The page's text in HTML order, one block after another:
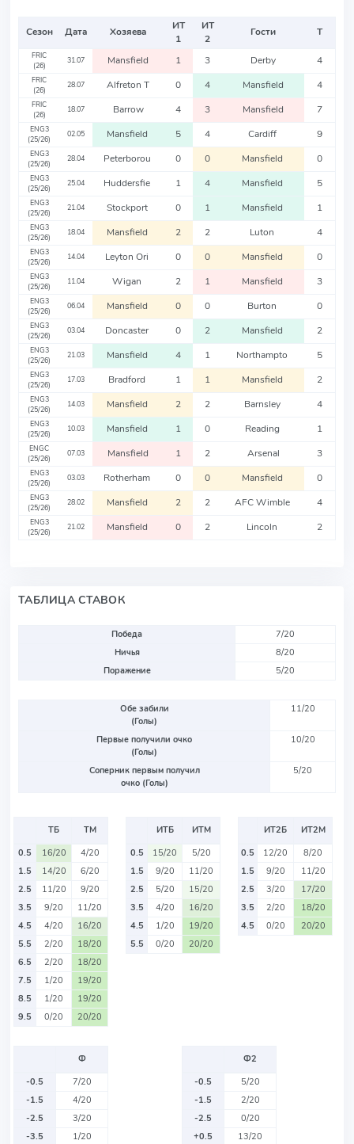
Сезон Дата Хозяева
ИТ
1
ИТ
2
Гости Т
FRIC
(26)
31.07 Mansfield 1 3 Derby 4
FRIC
(26)
28.07 Alfreton T 0 4 Mansfield 4
FRIC
(26)
18.07 Barrow 4 3 Mansfield 7
ENG3
(25/26)
02.05 Mansfield 5 4 Cardiff 9
ENG3
(25/26)
28.04 Peterborou 0 0 Mansfield 0
ENG3
(25/26)
25.04 Huddersfie 1 4 Mansfield 5
ENG3
(25/26)
21.04 Stockport 0 1 Mansfield 1
ENG3
(25/26)
18.04 Mansfield 2 2 Luton 4
ENG3
(25/26)
14.04 Leyton Ori 0 0 Mansfield 0
ENG3
(25/26)
11.04 Wigan 2 1 Mansfield 3
ENG3
(25/26)
06.04 Mansfield 0 0 Burton 0
ENG3
(25/26)
03.04 Doncaster 0 2 Mansfield 2
ENG3
(25/26)
21.03 Mansfield 4 1 Northampto 5
ENG3
(25/26)
17.03 Bradford 1 1 Mansfield 2
ENG3
(25/26)
14.03 Mansfield 2 2 Barnsley 4
ENG3
(25/26)
10.03 Mansfield 1 0 Reading 1
ENGC
(25/26)
07.03 Mansfield 1 2 Arsenal 3
ENG3
(25/26)
03.03 Rotherham 0 0 Mansfield 0
ENG3
(25/26)
28.02 Mansfield 2 2 AFC Wimble 4
ENG3
(25/26)
21.02 Mansfield 0 2 Lincoln 2
ТАБЛИЦА СТАВОК
Победа
7/20
Ничья
8/20
Поражение
5/20
Обе забили
(Голы)
11/20
Первые получили очко
(Голы)
10/20
Соперник первым получил
очко (Голы)
5/20
ТБ
ТМ
0.5
16/20
4/20
1.5
14/20
6/20
2.5
11/20
9/20
3.5
9/20
11/20
4.5
4/20
16/20
5.5
2/20
18/20
6.5
2/20
18/20
7.5
1/20
19/20
8.5
1/20
19/20
9.5
0/20 20/20
ИТБ
ИТМ
0.5
15/20
5/20
1.5
9/20
11/20
2.5
5/20
15/20
3.5
4/20
16/20
4.5
1/20
19/20
5.5
0/20 20/20
ИТ2Б
ИТ2М
0.5
12/20
8/20
1.5
9/20
11/20
2.5
3/20
17/20
3.5
2/20
18/20
4.5
0/20 20/20
Ф
-0.5
7/20
-1.5
4/20
-2.5
3/20
-3.5
1/20
Ф2
-0.5
5/20
-1.5
2/20
-2.5
0/20
+0.5
13/20